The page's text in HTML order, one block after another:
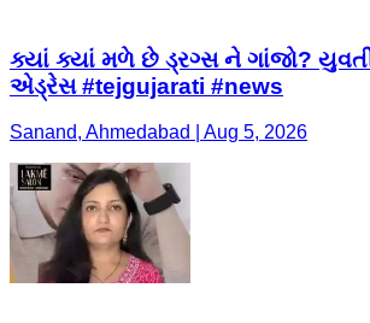
ક્યાં ક્યાં મળે છે ડ્રગ્સ ને ગાંજો?
એડ્રેસ #tejgujarati #news
Sanand, Ahmedabad | Aug 5, 2026